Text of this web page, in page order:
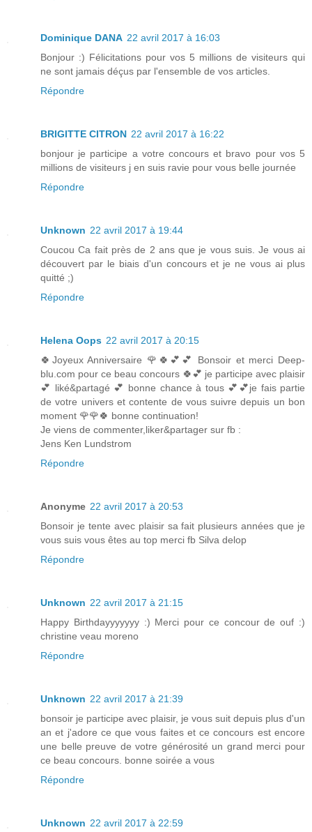
Dominique DANA 22 avril 2017 à 16:03
Bonjour :) Félicitations pour vos 5 millions de visiteurs qui
ne sont jamais déçus par l'ensemble de vos articles.
Répondre
BRIGITTE CITRON 22 avril 2017 à 16:22
bonjour je participe a votre concours et bravo pour vos 5
millions de visiteurs j en suis ravie pour vous belle journée
Répondre
Unknown 22 avril 2017 à 19:44
Coucou Ca fait près de 2 ans que je vous suis. Je vous ai
découvert par le biais d'un concours et je ne vous ai plus
quitté ;)
Répondre
Helena Oops 22 avril 2017 à 20:15
🍀Joyeux Anniversaire 🌹🍀💕💕 Bonsoir et merci Deep-
blu.com pour ce beau concours 🍀💕 je participe avec plaisir
💕 liké&partagé 💕 bonne chance à tous 💕💕je fais partie
de votre univers et contente de vous suivre depuis un bon
moment 🌹🌹🍀 bonne continuation!
Je viens de commenter,liker&partager sur fb :
Jens Ken Lundstrom
Répondre
Anonyme 22 avril 2017 à 20:53
Bonsoir je tente avec plaisir sa fait plusieurs années que je
vous suis vous êtes au top merci fb Silva delop
Répondre
Unknown 22 avril 2017 à 21:15
Happy Birthdayyyyyyy :) Merci pour ce concour de ouf :)
christine veau moreno
Répondre
Unknown 22 avril 2017 à 21:39
bonsoir je participe avec plaisir, je vous suit depuis plus d'un
an et j'adore ce que vous faites et ce concours est encore
une belle preuve de votre générosité un grand merci pour
ce beau concours. bonne soirée a vous
Répondre
Unknown 22 avril 2017 à 22:59